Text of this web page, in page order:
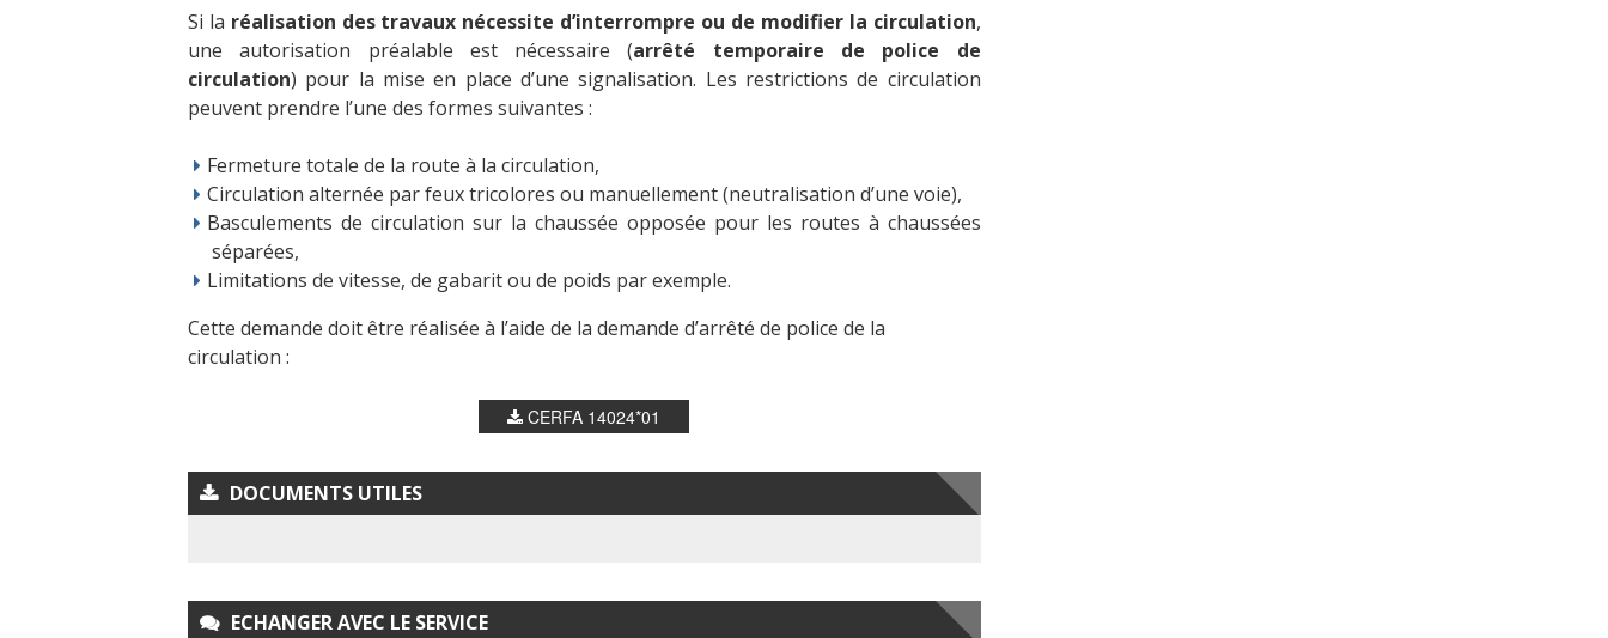
Si la réalisation des travaux nécessite d’interrompre ou de modifier la circulation,
une autorisation préalable est nécessaire (arrêté temporaire de police de
circulation) pour la mise en place d’une signalisation. Les restrictions de circulation
peuvent prendre l’une des formes suivantes :
Fermeture totale de la route à la circulation,
Circulation alternée par feux tricolores ou manuellement (neutralisation d’une voie),
Basculements de circulation sur la chaussée opposée pour les routes à chaussées
séparées,
Limitations de vitesse, de gabarit ou de poids par exemple.
Cette demande doit être réalisée à l’aide de la demande d’arrêté de police de la
circulation :
CERFA 14024*01
DOCUMENTS UTILES
ECHANGER AVEC LE SERVICE